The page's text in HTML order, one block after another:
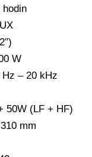
hodin
W
– 20 kHz
50W (LF + HF)
mm